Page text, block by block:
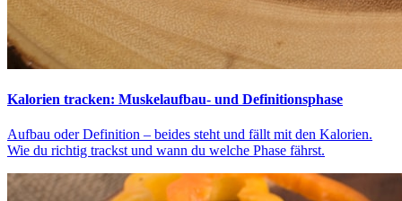
Kalorien tracken: Muskelaufbau- und Definitionsphase
Aufbau oder Definition – beides steht und fällt mit den Kalorien.
Wie du richtig trackst und wann du welche Phase fährst.